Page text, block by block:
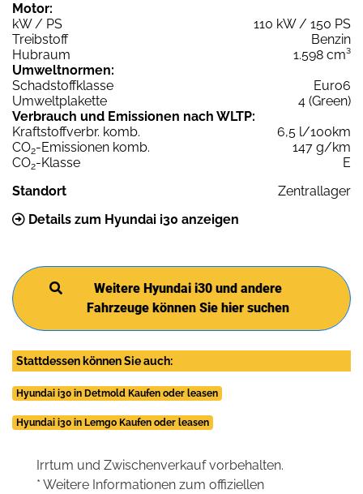
Motor:
kW / PS
110 kW / 150 PS
Treibstoff
Benzin
Hubraum
1.598 cm³
Umweltnormen:
Schadstoffklasse
Euro6
Umweltplakette
4 (Green)
Verbrauch und Emissionen nach WLTP:
Kraftstoffverbr. komb.
6,5 l/100km
CO2-Emissionen komb.
147 g/km
CO2-Klasse
E
Standort
Zentrallager
Details zum Hyundai i30 anzeigen
Weitere Hyundai i30 und andere
Fahrzeuge können Sie hier suchen
Stattdessen können Sie auch:
Hyundai i30 in Detmold Kaufen oder leasen
Hyundai i30 in Lemgo Kaufen oder leasen
Irrtum und Zwischenverkauf vorbehalten.
* Weitere Informationen zum offiziellen